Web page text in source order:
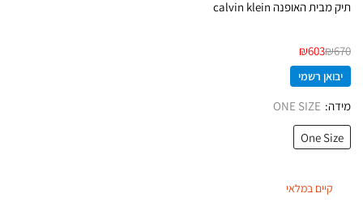
תיק מבית האופנה calvin klein
₪670
₪603
יבואן רשמי
מידה ONE SIZE
One Size
קיים במלאי